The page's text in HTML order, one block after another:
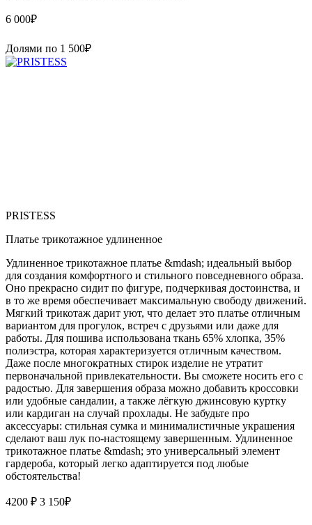
6 000₽
Долями по 1 500₽
PRISTESS
Платье трикотажное удлиненное
Удлиненное трикотажное платье &mdash; идеальный выбор
для создания комфортного и стильного повседневного образа.
Оно прекрасно сидит по фигуре, подчеркивая достоинства, и
в то же время обеспечивает максимальную свободу движений.
Мягкий трикотаж дарит уют, что делает это платье отличным
вариантом для прогулок, встреч с друзьями или даже для
работы. Для пошива использована ткань 65% хлопка, 35%
полиэстра, которая характеризуется отличным качеством.
Даже после многократных стирок изделие не утратит
первоначальной привлекательности. Вы сможете носить его с
радостью. Для завершения образа можно добавить кроссовки
или удобные сандалии, а также лёгкую джинсовую куртку
или кардиган на случай прохлады. Не забудьте про
аксессуары: стильная сумка и минималистичные украшения
сделают ваш лук по-настоящему завершенным. Удлиненное
трикотажное платье &mdash; это универсальный элемент
гардероба, который легко адаптируется под любые
обстоятельства!
4200 ₽ 3 150₽